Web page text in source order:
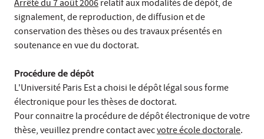
Arrêté du 7 août 2006relatif aux modalités de dépôt, de
signalement, de reproduction, de diffusion et de
conservation des thèses ou des travaux présentés en
soutenance en vue du doctorat.
Procédure de dépôt
L'Université Paris Est a choisi le dépôt légal sous forme
électronique pour les thèses de doctorat.
Pour connaitre la procédure de dépôt électronique de votre
thèse, veuillez prendre contact avecvotre école doctorale.